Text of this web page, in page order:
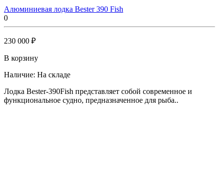
Алюминиевая лодка Bester 390 Fish
0
230 000 ₽
В корзину
Наличие: На складе
Лодка Bester-390Fish представляет собой современное и
функциональное судно, предназначенное для рыба..